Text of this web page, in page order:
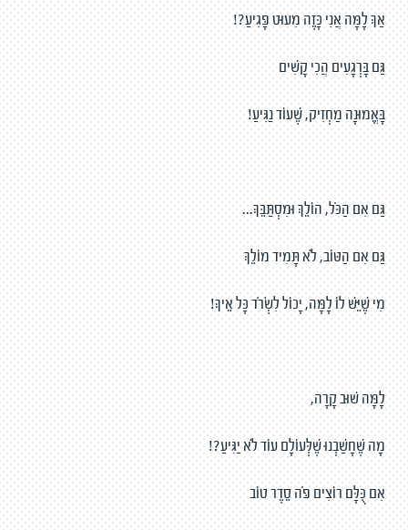
אַךְ לָמָּה אֲנִי כָּזֶה מִעוּט פָּגִיעַ?!
גַּם בָּרְגָעִים הֲכִי קָשִׁים
בָּאֱמוּנָה מַחְזִיק, שֶׁעוֹד נַגִּיעַ!
גַּם אִם הַכֹּל, הוֹלֵךְ וּמִסְתַּבֵּךְ...
גַּם אִם הַטּוֹב, לֹא תָּמִיד מוֹלֵךְ
מִי שֶׁיֵּשׁ לוֹ לָמָּה, יָכוֹל לִשְׂרֹד כָּל אֵיךְ!
לָמָּה שׁוּב קָרָה,
מָה שֶׁחָשַׁבְנוּ שֶׁלְּעוֹלָם עוֹד לֹא יַגִּיעַ?!
אִם כֻּלָּם רוֹצִים פֹּה סֵדֶר טוֹב